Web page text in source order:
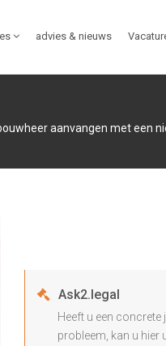
advies & nieuws
aanvangen met een
Ask2.legal
Heeft u een
probleem, kan u hier